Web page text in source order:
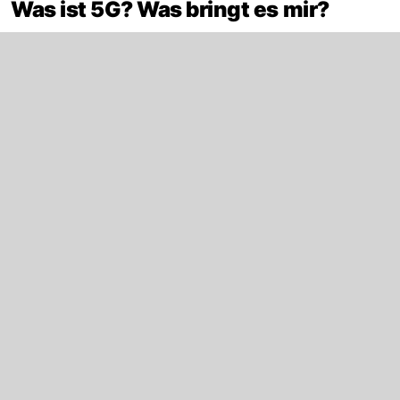
Was ist 5G? Was bringt es mir?